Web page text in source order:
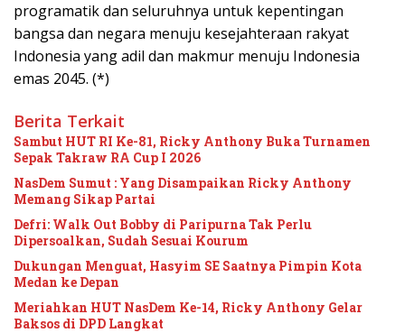
programatik dan seluruhnya untuk kepentingan
bangsa dan negara menuju kesejahteraan rakyat
Indonesia yang adil dan makmur menuju Indonesia
emas 2045. (*)
Berita Terkait
Sambut HUT RI Ke-81, Ricky Anthony Buka Turnamen
Sepak Takraw RA Cup I 2026
NasDem Sumut : Yang Disampaikan Ricky Anthony
Memang Sikap Partai
Defri: Walk Out Bobby di Paripurna Tak Perlu
Dipersoalkan, Sudah Sesuai Kourum
Dukungan Menguat, Hasyim SE Saatnya Pimpin Kota
Medan ke Depan
Meriahkan HUT NasDem Ke-14, Ricky Anthony Gelar
Baksos di DPD Langkat